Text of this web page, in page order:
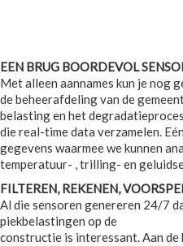
EEN BRUG BOORDEVOL
Met alleen aannames kun je nog
de beheerafdeling van de
belasting en het
die real-time data verzamelen.
gegevens waarmee we kunnen
temperatuur- , trilling- en
FILTEREN, REKENEN,
Al die sensoren genereren 24/7
piekbelastingen op de
constructie is interessant. Aan